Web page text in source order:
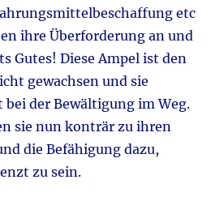
etc
ihre Überforderung an und
Gutes! Diese Ampel ist den
gewachsen und sie
bei der Bewältigung im Weg.
sie nun konträr zu ihren
die Befähigung dazu,
zu sein.